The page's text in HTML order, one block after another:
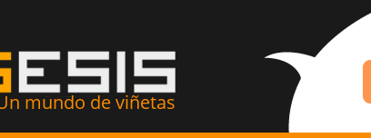
mundo de viñetas